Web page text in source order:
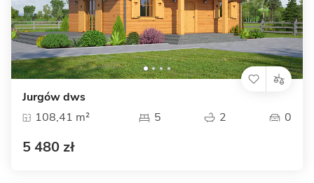
Jurgów dws
108,41 m²
5 2 0
5 480 zł